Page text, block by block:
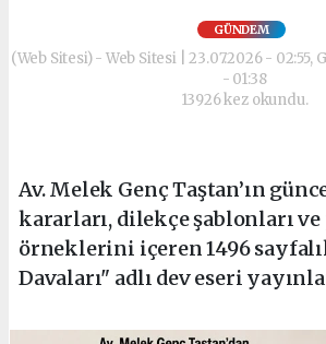
GÜNDEM
(Web Sitesi) - Web Sitesi | 23.07.2026 - 02:55,
- 01:38
13926 kez okundu.
Av. Melek Genç Taştan’ın
kararları, dilekçe şablonları
örneklerini içeren 1496
Davaları" adlı dev eseri